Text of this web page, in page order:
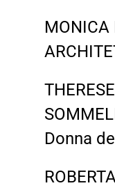
MONICA
Donna